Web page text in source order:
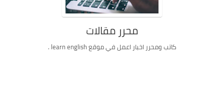
محرر مقالات
كاتب ومحرر اخبار اعمل في موقع learn english .